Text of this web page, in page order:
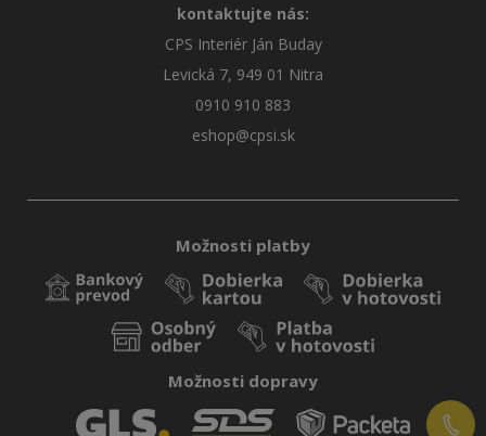
kontaktujte nás:
CPS Interiér Ján Buday
Levická 7, 949 01 Nitra
0910 910 883
eshop@cpsi.sk
Možnosti platby
Možnosti dopravy